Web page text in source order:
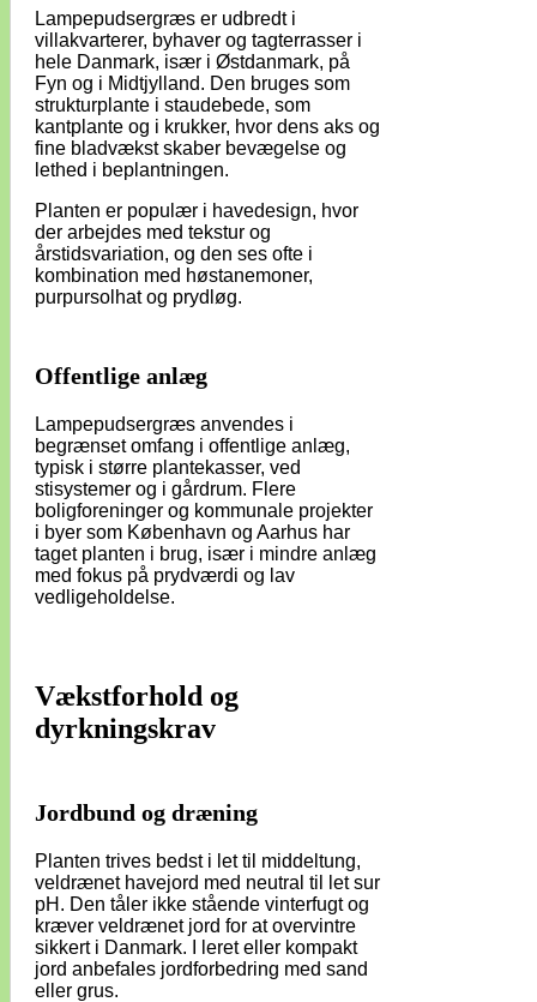
Lampepudsergræs er udbredt i
villakvarterer, byhaver og tagterrasser i
hele Danmark, især i Østdanmark, på
Fyn og i Midtjylland. Den bruges som
strukturplante i staudebede, som
kantplante og i krukker, hvor dens aks og
fine bladvækst skaber bevægelse og
lethed i beplantningen.
Planten er populær i havedesign, hvor
der arbejdes med tekstur og
årstidsvariation, og den ses ofte i
kombination med høstanemoner,
purpursolhat og prydløg.
Offentlige anlæg
Lampepudsergræs anvendes i
begrænset omfang i offentlige anlæg,
typisk i større plantekasser, ved
stisystemer og i gårdrum. Flere
boligforeninger og kommunale projekter
i byer som København og Aarhus har
taget planten i brug, især i mindre anlæg
med fokus på prydværdi og lav
vedligeholdelse.
Vækstforhold og
dyrkningskrav
Jordbund og dræning
Planten trives bedst i let til middeltung,
veldrænet havejord med neutral til let sur
pH. Den tåler ikke stående vinterfugt og
kræver veldrænet jord for at overvintre
sikkert i Danmark. I leret eller kompakt
jord anbefales jordforbedring med sand
eller grus.